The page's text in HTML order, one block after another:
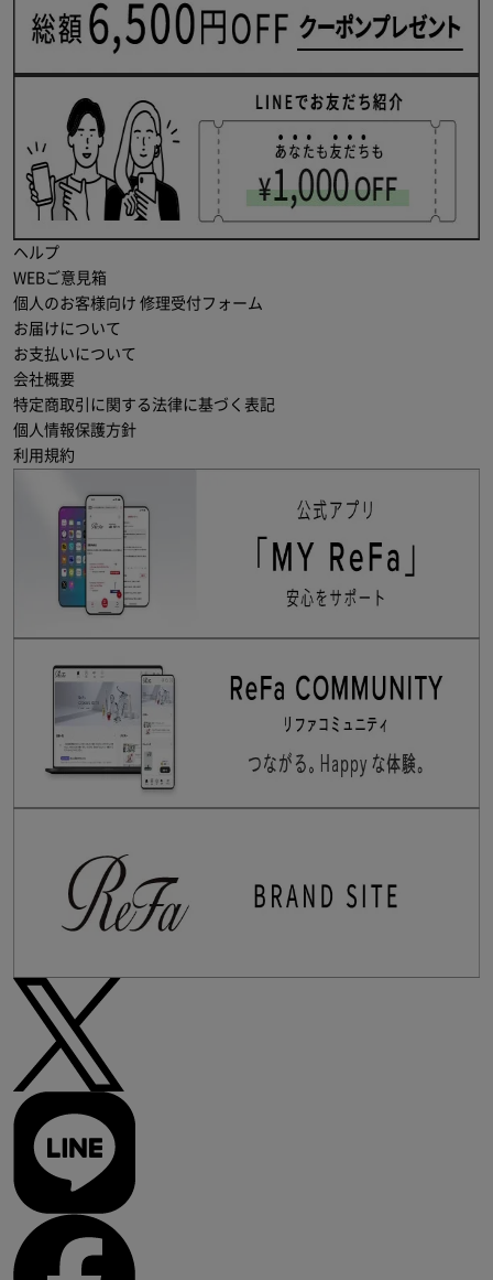
ヘルプ
WEBご意見箱
個人のお客様向け 修理受付フォーム
お届けについて
お支払いについて
会社概要
特定商取引に関する法律に基づく表記
個人情報保護方針
利用規約